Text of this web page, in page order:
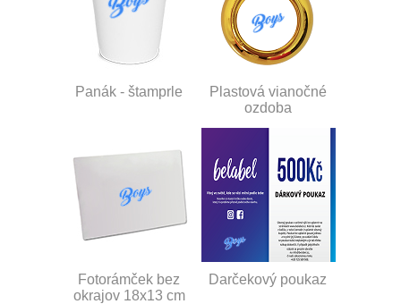
Panák - štamprle
Plastová vianočné
ozdoba
Fotorámček bez
okrajov 18x13 cm
Darčekový poukaz